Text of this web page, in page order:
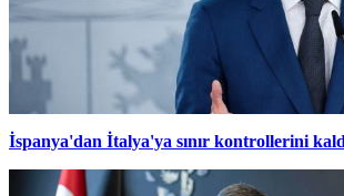
İspanya'dan İtalya'ya sınır kontrollerini